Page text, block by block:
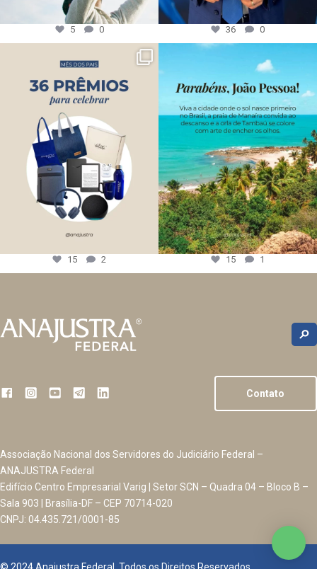
5 0 36 0
15 2 15 1
Contato
Associação Nacional dos Servidores do Judiciário Federal –
ANAJUSTRA Federal
Edifício Centro Empresarial Varig | Setor SCN – Quadra 04 – Bloco B –
Sala 903 | Brasília-DF – CEP 70714-020
CNPJ: 04.435.721/0001-85